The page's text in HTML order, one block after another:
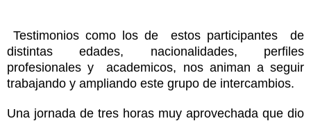
Testimonios como los de estos participantes
de
distintas edades, nacionalidades, perfiles
profesionales y academicos, nos animan a seguir
trabajando y ampliando este grupo de intercambios.
Una jornada de tres horas muy aprovechada que dio